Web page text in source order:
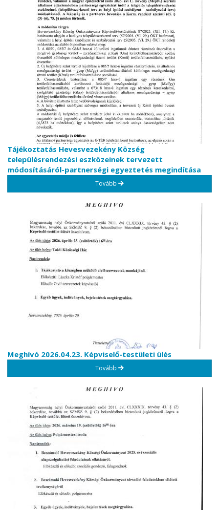
Tájékoztatás Hevesvezekény Község
településrendezési eszközeinek tervezett
módosításáról-partnerségi egyeztetés megindítása
Tovább
Meghívó 2026.04.23. Képviselő-testületi ülés
Tovább